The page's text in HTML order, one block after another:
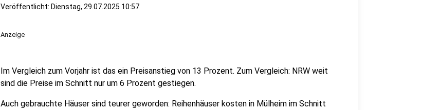
Veröffentlicht: Dienstag, 29.07.2025 10:57
Anzeige
Im Vergleich zum Vorjahr ist das ein Preisanstieg von 13 Prozent. Zum Vergleich: NRW weit
sind die Preise im Schnitt nur um 6 Prozent gestiegen.
Auch gebrauchte Häuser sind teurer geworden: Reihenhäuser kosten in Mülheim im Schnitt